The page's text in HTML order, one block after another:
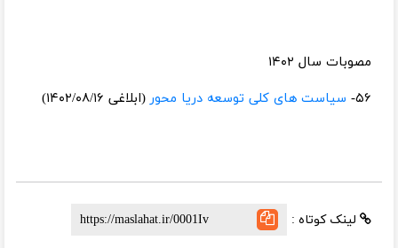
مصوبات سال ۱۴۰۲
۵۶- سیاست های کلی توسعه دریا محور (ابلاغی ۱۴۰۲/۰۸/۱۶)
لینک کوتاه :